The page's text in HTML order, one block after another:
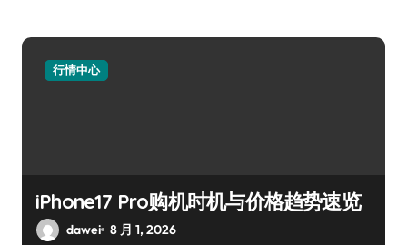
行情中心
iPhone17 Pro购机时机与价格趋势速览
dawei 8 月 1, 2026